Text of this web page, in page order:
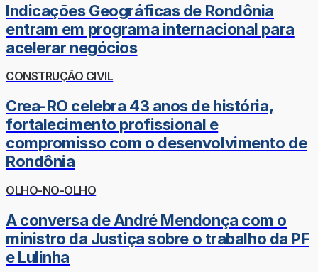
Indicações Geográficas de Rondônia
entram em programa internacional para
acelerar negócios
CONSTRUÇÃO CIVIL
Crea-RO celebra 43 anos de história,
fortalecimento profissional e
compromisso com o desenvolvimento de
Rondônia
OLHO-NO-OLHO
A conversa de André Mendonça com o
ministro da Justiça sobre o trabalho da PF
e Lulinha